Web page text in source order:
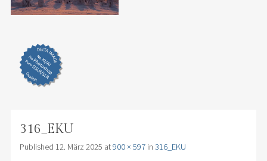
316_EKU
Published 12. März 2025 at900 × 597in 316_EKU